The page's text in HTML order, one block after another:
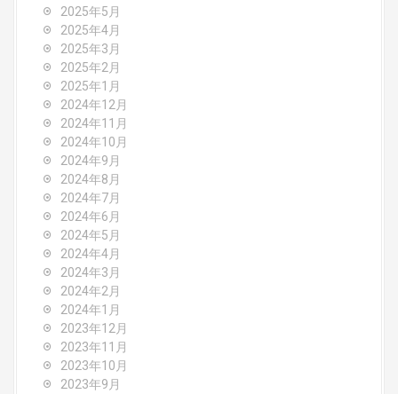
2025年5月
2025年4月
2025年3月
2025年2月
2025年1月
2024年12月
2024年11月
2024年10月
2024年9月
2024年8月
2024年7月
2024年6月
2024年5月
2024年4月
2024年3月
2024年2月
2024年1月
2023年12月
2023年11月
2023年10月
2023年9月